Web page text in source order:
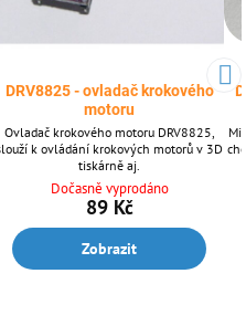
DRV8825 - ovladač krokového
motoru
Ovladač krokového motoru DRV8825,
k ovládání krokových motorů v 3D
tiskárně aj.
Dočasně vyprodáno
89 Kč
Zobrazit